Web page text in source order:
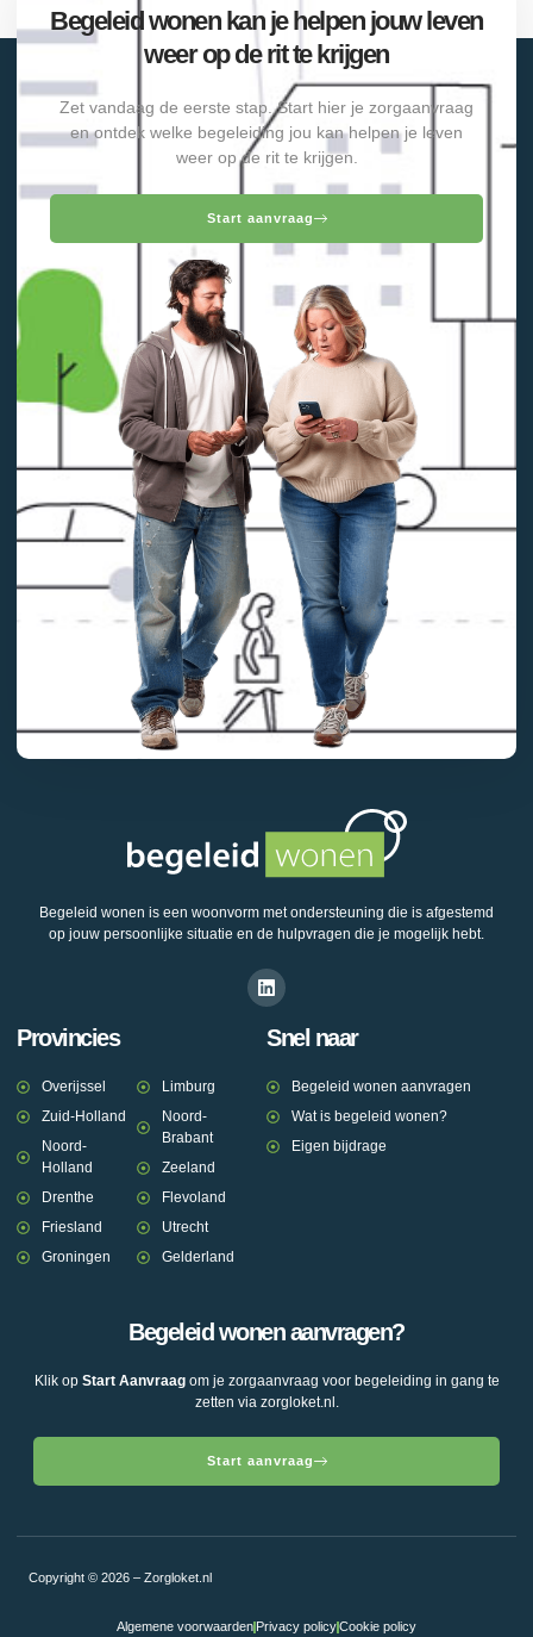
Begeleid wonen kan je helpen jouw leven
weer op de rit te krijgen
Zet vandaag de eerste stap. Start hier je zorgaanvraag
en ontdek welke begeleiding jou kan helpen je leven
weer op de rit te krijgen.
Start aanvraag
Begeleid wonen is een woonvorm met ondersteuning die is afgestemd
op jouw persoonlijke situatie en de hulpvragen die je mogelijk hebt.
Provincies
Overijssel
Zuid-Holland
Noord-
Holland
Drenthe
Friesland
Groningen
Limburg
Noord-
Brabant
Zeeland
Flevoland
Utrecht
Gelderland
Snel naar
Begeleid wonen aanvragen
Wat is begeleid wonen?
Eigen bijdrage
Begeleid wonen aanvragen?
Klik op Start Aanvraagom je zorgaanvraag voor begeleiding in gang te
zetten via zorgloket.nl.
Start aanvraag
Copyright © 2026 – Zorgloket.nl
Algemene voorwaarden Privacy policyCookie policy